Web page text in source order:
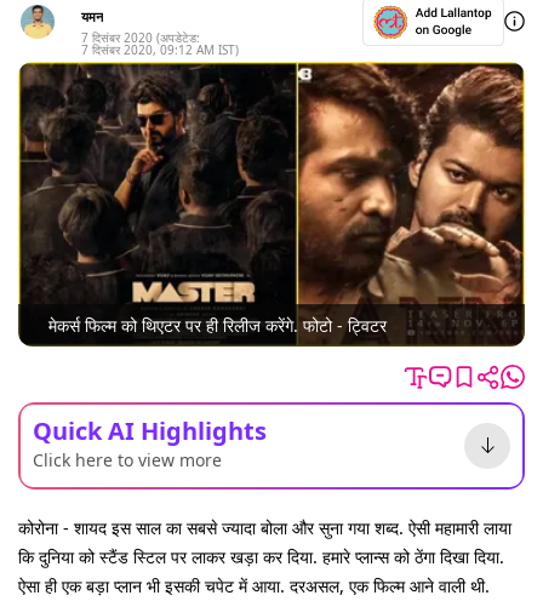
यमन
7 दिसंबर 2020 (अपडेटेड:
7 दिसंबर 2020, 09:12 AM IST)
मेकर्स फिल्म को थिएटर पर ही रिलीज करेंगे. फोटो - ट्विटर
Quick AI Highlights
Click here to view more
कोरोना - शायद इस साल का सबसे ज्यादा बोला और सुना गया शब्द. ऐसी महामारी लाया
कि दुनिया को स्टैंड स्टिल पर लाकर खड़ा कर दिया. हमारे प्लान्स को ठेंगा दिखा दिया.
ऐसा ही एक बड़ा प्लान भी इसकी चपेट में आया. दरअसल, एक फिल्म आने वाली थी.